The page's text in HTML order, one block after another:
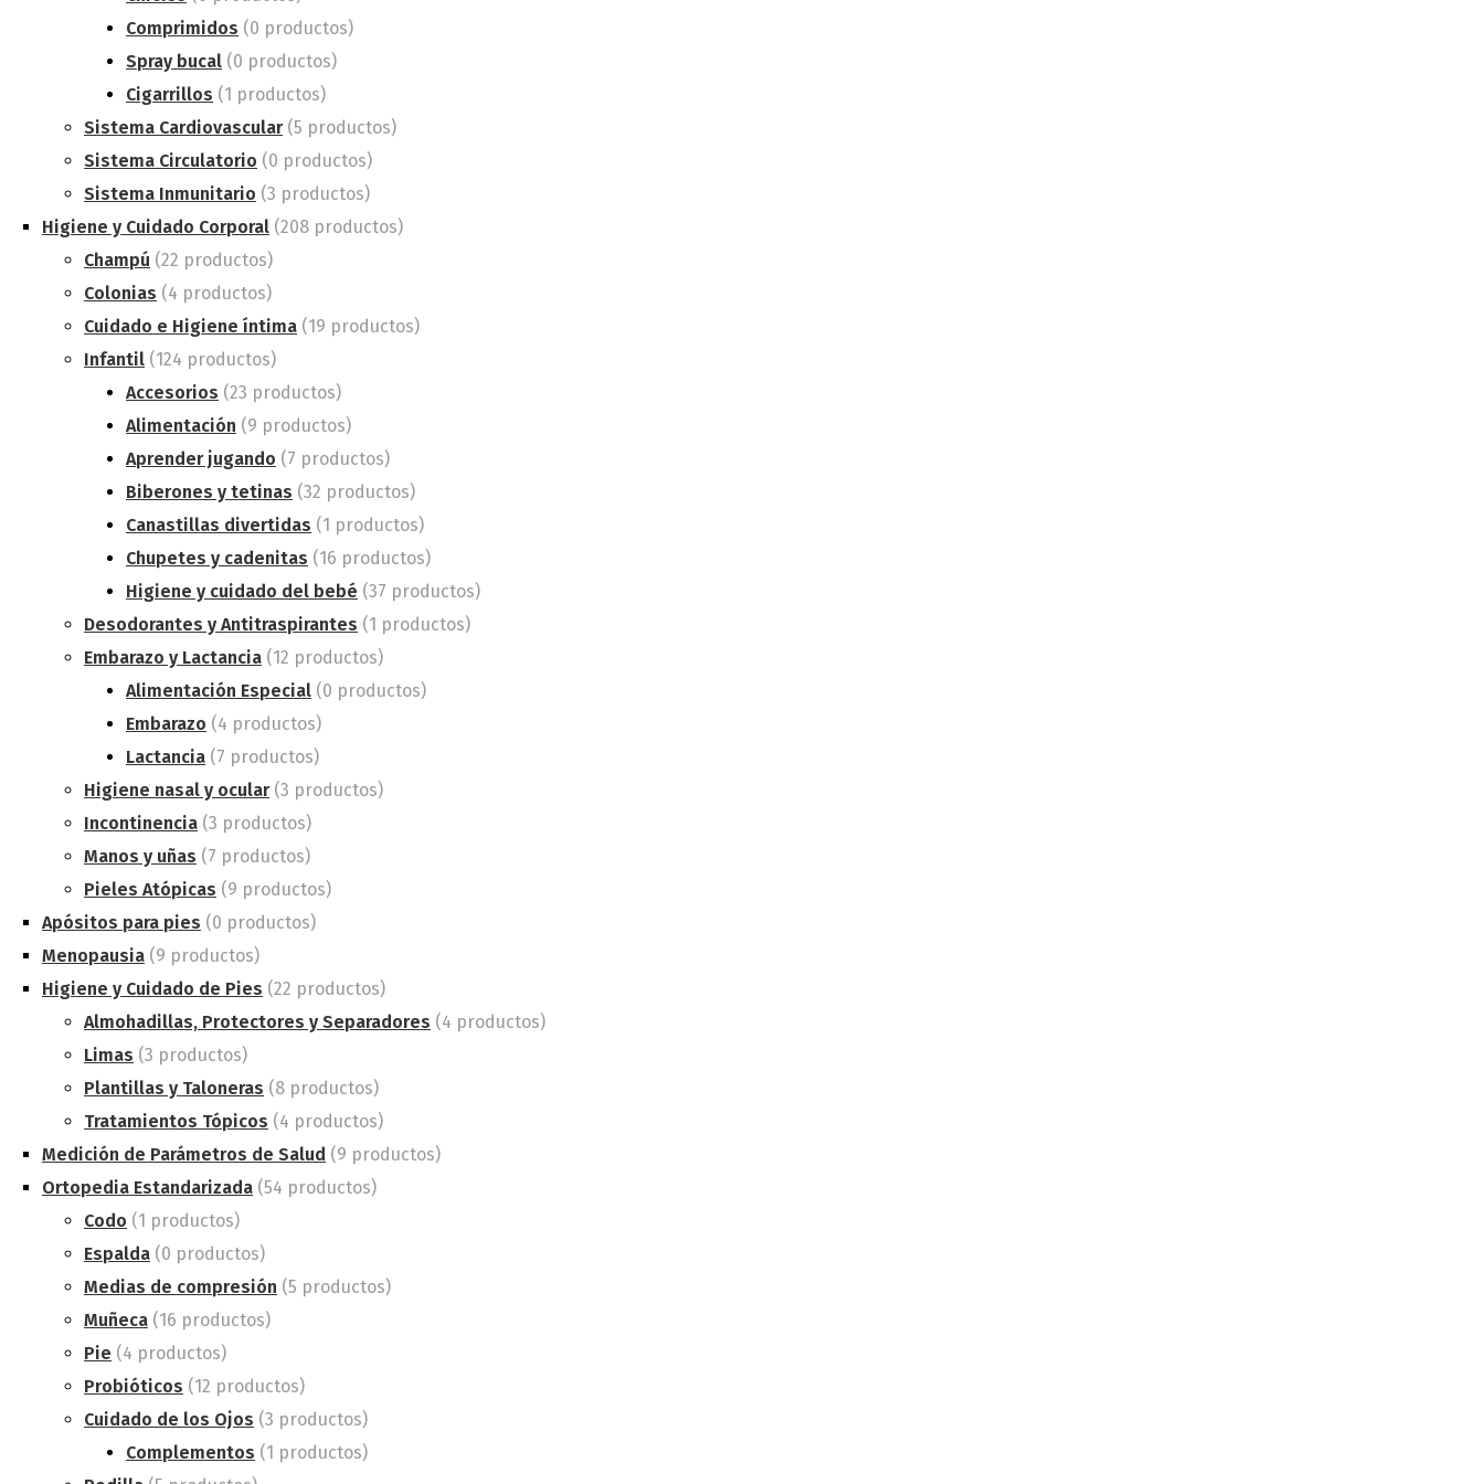
Comprimidos (0 productos)
Spray bucal (0 productos)
Cigarrillos (1 productos)
Sistema Cardiovascular (5 productos)
Sistema Circulatorio (0 productos)
Sistema Inmunitario (3 productos)
Higiene y Cuidado Corporal (208 productos)
Champú (22 productos)
Colonias (4 productos)
Cuidado e Higiene íntima (19 productos)
Infantil (124 productos)
Accesorios (23 productos)
Alimentación (9 productos)
Aprender jugando (7 productos)
Biberones y tetinas (32 productos)
Canastillas divertidas (1 productos)
Chupetes y cadenitas (16 productos)
Higiene y cuidado del bebé (37 productos)
Desodorantes y Antitraspirantes (1 productos)
Embarazo y Lactancia (12 productos)
Alimentación Especial (0 productos)
Embarazo (4 productos)
Lactancia (7 productos)
Higiene nasal y ocular (3 productos)
Incontinencia (3 productos)
Manos y uñas (7 productos)
Pieles Atópicas (9 productos)
Apósitos para pies (0 productos)
Menopausia (9 productos)
Higiene y Cuidado de Pies (22 productos)
Almohadillas, Protectores y Separadores (4 productos)
Limas (3 productos)
Plantillas y Taloneras (8 productos)
Tratamientos Tópicos (4 productos)
Medición de Parámetros de Salud (9 productos)
Ortopedia Estandarizada (54 productos)
Codo (1 productos)
Espalda (0 productos)
Medias de compresión (5 productos)
Muñeca (16 productos)
Pie (4 productos)
Probióticos (12 productos)
Cuidado de los Ojos (3 productos)
Complementos (1 productos)